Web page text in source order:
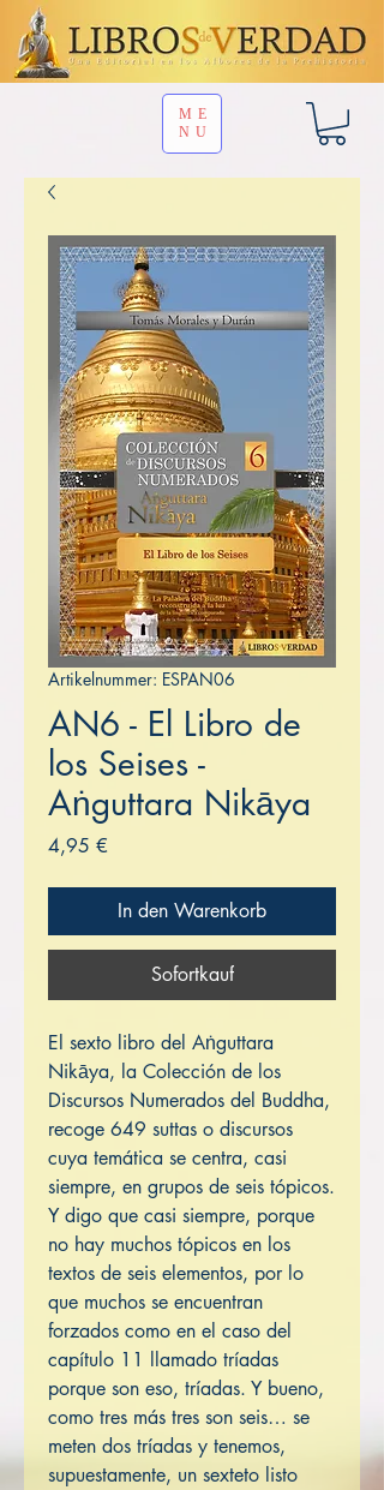
ME
NU
Artikelnummer: ESPAN06
AN6 - El Libro de
los Seises -
Aṅguttara Nikāya
4,95 €
In den Warenkorb
Sofortkauf
El sexto libro del Aṅguttara
Nikāya, la Colección de los
Discursos Numerados del Buddha,
recoge 649 suttas o discursos
cuya temática se centra, casi
siempre, en grupos de seis tópicos.
Y digo que casi siempre, porque
no hay muchos tópicos en los
textos de seis elementos, por lo
que muchos se encuentran
forzados como en el caso del
capítulo 11 llamado tríadas
porque son eso, tríadas. Y bueno,
como tres más tres son seis… se
meten dos tríadas y tenemos,
supuestamente, un sexteto listo